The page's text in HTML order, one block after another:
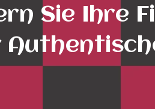
Sie Ihre